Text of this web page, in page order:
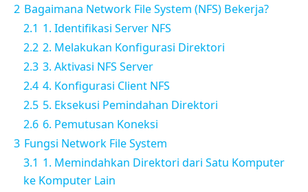
2 Bagaimana Network File System (NFS) Bekerja?
2.1 1. Identifikasi Server NFS
2.2 2. Melakukan Konfigurasi Direktori
2.3 3. Aktivasi NFS Server
2.4 4. Konfigurasi Client NFS
2.5 5. Eksekusi Pemindahan Direktori
2.6 6. Pemutusan Koneksi
3 Fungsi Network File System
3.1 1. Memindahkan Direktori dari Satu Komputer
ke Komputer Lain